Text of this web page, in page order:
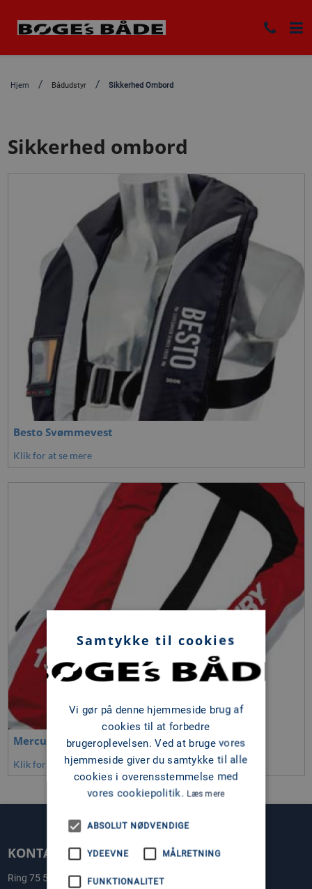
Hjem Bådudstyr Sikkerhed Ombord
Sikkerhed ombord
Besto Svømmevest
Klik for at se mere
Mercury redningsvest
Klik for at se mere
KONTAKT OS
Ring 75 58 58 11
Samtykke til cookies
Vi gør på denne hjemmeside brug af
cookies til at forbedre
brugeroplevelsen. Ved at bruge vores
hjemmeside giver du samtykke til alle
cookies i overensstemmelse med
vores cookiepolitik. Læs mere
ABSOLUT NØDVENDIGE
YDEEVNE MÅLRETNING
FUNKTIONALITET